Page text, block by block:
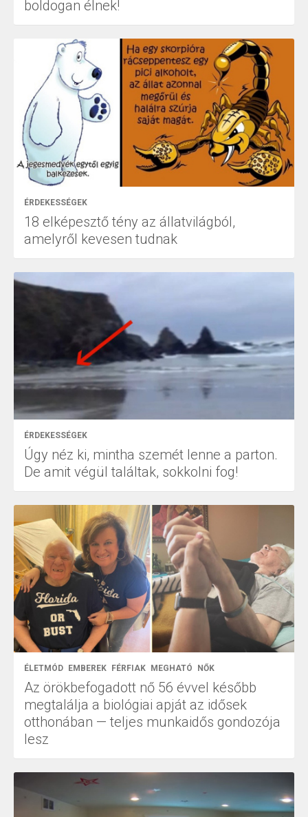
boldogan élnek!
ÉRDEKESSÉGEK
18 elképesztő tény az állatvilágból,
amelyről kevesen tudnak
ÉRDEKESSÉGEK
Úgy néz ki, mintha szemét lenne a parton.
De amit végül találtak, sokkolni fog!
ÉLETMÓD EMBEREK FÉRFIAK MEGHATÓ NŐK
Az örökbefogadott nő 56 évvel később
megtalálja a biológiai apját az idősek
otthonában — teljes munkaidős gondozója
lesz